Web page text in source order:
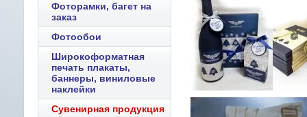
Фоторамки, багет на
заказ
Фотообои
Широкоформатная
печать плакаты,
баннеры, виниловые
наклейки
Сувенирная продукция